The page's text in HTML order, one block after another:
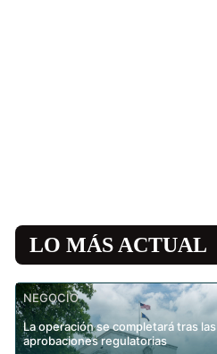
LO MÁS ACTUAL
NEGOCIO
La operación se completará tras las
aprobaciones regulatorias